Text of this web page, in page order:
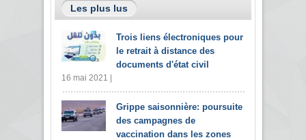
Les plus lus
Trois liens électroniques pour
le retrait à distance des
documents d'état civil
16 mai 2021 |
Grippe saisonnière: poursuite
des campagnes de
vaccination dans les zones